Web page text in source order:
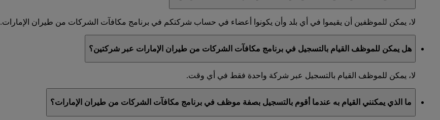
لا، يمكن للموظفين أن يقيموا في أي بلد وأن يكونوا أعضاء في حساب شركتكم في برنامج مكافآت الشركات من طيران الإمارات.
هل يمكن للموظف القيام بالتسجيل في برنامج مكافآت الشركات من طيران الإمارات عبر شركتين؟
لا، يمكن للموظف القيام بالتسجيل عبر شركة واحدة فقط في أي وقت.
ما الذي يمكنني القيام به عندما أقوم بالتسجيل بصفة موظف في برنامج مكافآت الشركات من طيران الإمارات؟